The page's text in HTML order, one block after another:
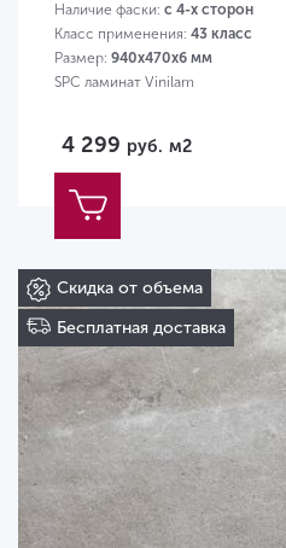
Наличие фаски: с 4-х сторон
Класс применения: 43 класс
Размер: 940х470х6 мм
SPC ламинат Vinilam
4 299 руб. м2
Скидка от объема
Бесплатная доставка